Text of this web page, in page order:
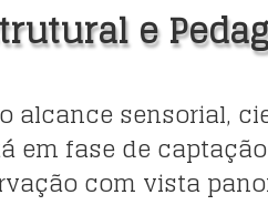
e
alcance sensorial,
em fase de
com vista